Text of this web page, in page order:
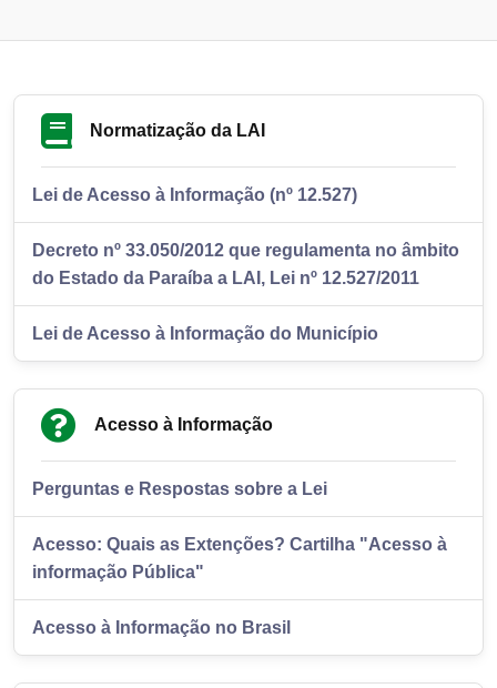
Normatização da LAI
Lei de Acesso à Informação (nº 12.527)
Decreto nº 33.050/2012 que regulamenta no âmbito
do Estado da Paraíba a LAI, Lei nº 12.527/2011
Lei de Acesso à Informação do Município
Acesso à Informação
Perguntas e Respostas sobre a Lei
Acesso: Quais as Extenções? Cartilha "Acesso à
informação Pública"
Acesso à Informação no Brasil